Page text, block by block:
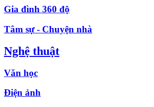
Gia đình 360 độ
Tâm sự - Chuyện nhà
Nghệ thuật
Văn học
Điện ảnh